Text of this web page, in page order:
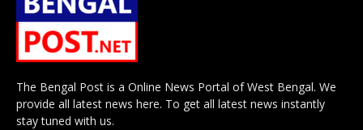
The Bengal Post is a Online News Portal of West Bengal. We
provide all latest news here. To get all latest news instantly
stay tuned with us.